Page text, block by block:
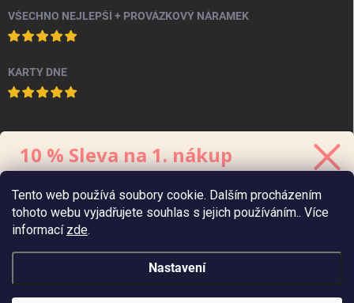
Tento web používá soubory cookie. Dalším procházením
tohoto webu vyjadřujete souhlas s jejich používáním.. Více
informací zde.
Nastavení
VŠECHNO NEJLEPŠÍ + PROVÁZKOVÝ NÁRAMEK
KARTY DNE
PINTEREST
10 % Sleva na 1. nákup
Kód platí 48 hodin, minimální hodnotaobjednávkyje 700 Kč.
Zaslat 10% slevu